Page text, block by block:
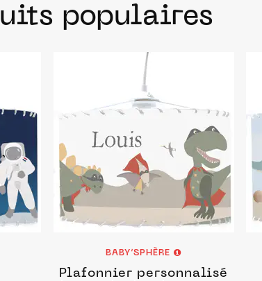
populaires
BABY’SPHÈRE
Plafonnier personnalisé